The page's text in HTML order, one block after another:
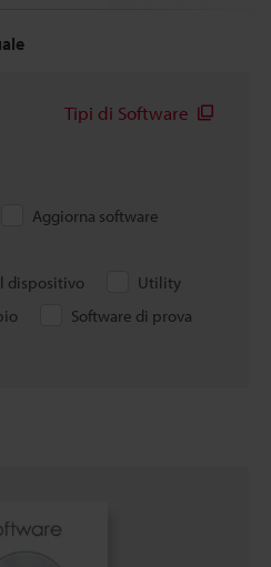
Tipi di Software
Aggiorna software
dispositivo
Utility
Software di prova